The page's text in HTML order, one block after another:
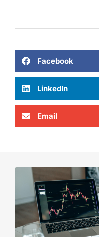
Facebook
LinkedIn
Email